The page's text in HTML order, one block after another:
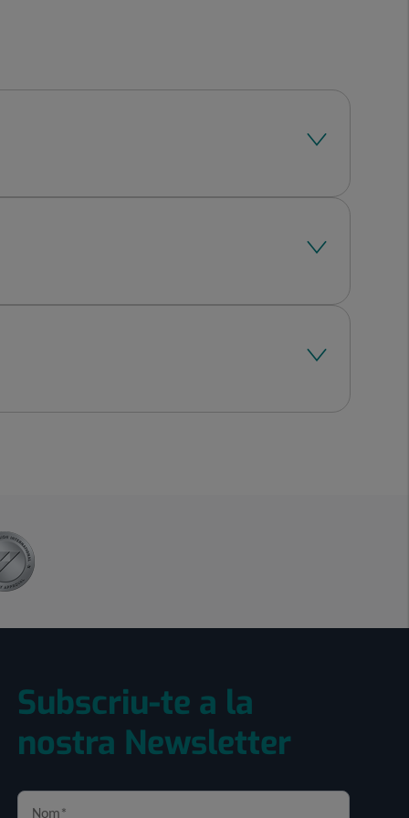
Subscriu-te a la
nostra Newsletter